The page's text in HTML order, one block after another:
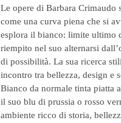
Le opere di Barbara Crimaudo
come una curva piena che si
esplora il bianco: limite ultimo
riempito nel suo alternarsi
di possibilità. La sua ricerca
incontro tra bellezza, design e
Bianco da normale tinta piatta
il suo blu di prussia o rosso
ambiente ricco di storia,